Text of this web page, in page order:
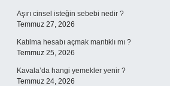
Aşırı cinsel isteğin sebebi nedir ?
Temmuz 27, 2026
Katılma hesabı açmak mantıklı mı ?
Temmuz 25, 2026
Kavala’da hangi yemekler yenir ?
Temmuz 24, 2026